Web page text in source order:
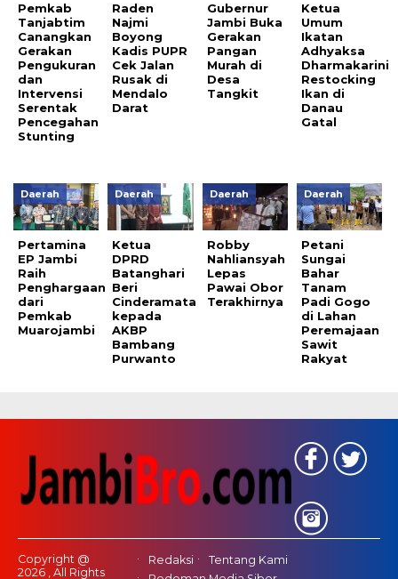
Pemkab
Tanjabtim
Canangkan
Gerakan
Pengukuran
dan
Intervensi
Serentak
Pencegahan
Stunting
Raden
Najmi
Boyong
Kadis PUPR
Cek Jalan
Rusak di
Mendalo
Darat
Gubernur
Jambi Buka
Gerakan
Pangan
Murah di
Desa
Tangkit
Ketua
Umum
Ikatan
Adhyaksa
Dharmakarini
Restocking
Ikan di
Danau
Gatal
Daerah
Pertamina
EP Jambi
Raih
Penghargaan
dari
Pemkab
Muarojambi
Daerah
Ketua
DPRD
Batanghari
Beri
Cinderamata
kepada
AKBP
Bambang
Purwanto
Daerah
Robby
Nahliansyah
Lepas
Pawai Obor
Terakhirnya
Daerah
Petani
Sungai
Bahar
Tanam
Padi Gogo
di Lahan
Peremajaan
Sawit
Rakyat
Copyright @
2026 , All Rights
Redaksi
Tentang Kami